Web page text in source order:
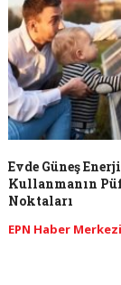
Evde Güneş
Kullanmanın
Noktaları
EPN Haber Merkezi